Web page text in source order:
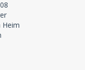
Heim